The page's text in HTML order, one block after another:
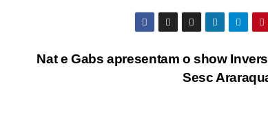
Nat e Gabs apresentam o show
Sesc